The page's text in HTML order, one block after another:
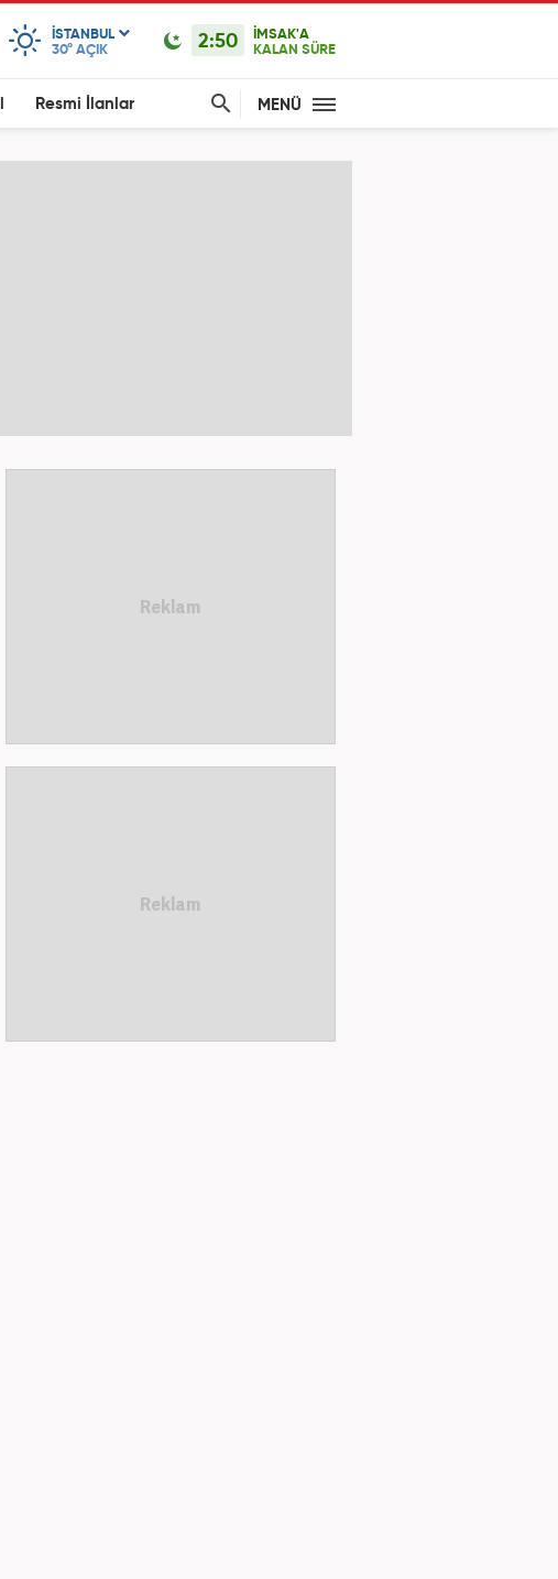
ISTANBUL
30° AÇIK 2:50
İMSAK'A
KALAN SÜRE
Resmi İlanlar MENÜ